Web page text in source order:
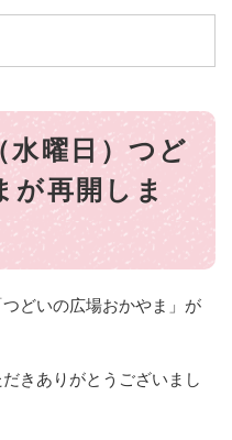
水曜日）つど
が再開しま
どいの広場おかやま」が
きありがとうございまし